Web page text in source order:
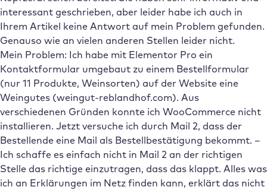
interessant geschrieben, aber leider habe ich auch in
Ihrem Artikel keine Antwort auf mein Problem gefunden.
Genauso wie an vielen anderen Stellen leider nicht.
Mein Problem: Ich habe mit Elementor Pro ein
Kontaktformular umgebaut zu einem Bestellformular
(nur 11 Produkte, Weinsorten) auf der Website eine
Weingutes (weingut-reblandhof.com). Aus
verschiedenen Gründen konnte ich WooCommerce nicht
installieren. Jetzt versuche ich durch Mail 2, dass der
Bestellende eine Mail als Bestellbestätigung bekommt. –
Ich schaffe es einfach nicht in Mail 2 an der richtigen
Stelle das richtige einzutragen, dass das klappt. Alles was
ich an Erklärungen im Netz finden kann, erklärt das nicht